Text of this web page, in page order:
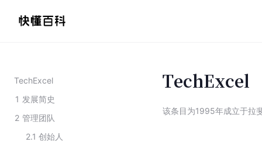
TechExcel
1 发展简史
2 管理团队
2.1 创始人
TechExcel
该条目为1995年成立于拉